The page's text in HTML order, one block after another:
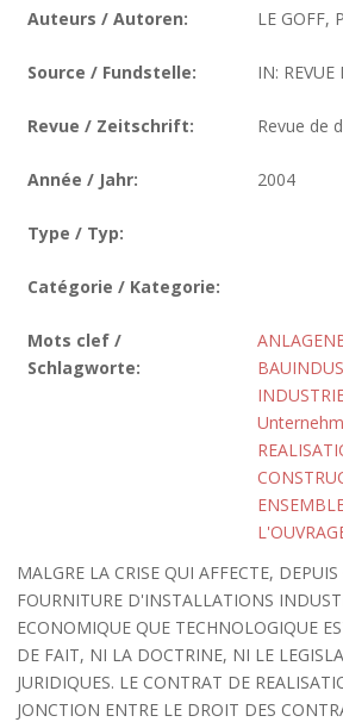
Auteurs / Autoren: LE GOFF,
Source / Fundstelle: IN:
Revue / Zeitschrift: Revue de
Année / Jahr: 2004
Type / Typ:
Catégorie / Kategorie:
Mots clef /
Schlagworte:
MALGRE LA CRISE QUI AFFECTE,
FOURNITURE D'INSTALLATIONS
ECONOMIQUE QUE TECHNOLOGIQUE
DE FAIT, NI LA DOCTRINE, NI LE
JURIDIQUES. LE CONTRAT DE
JONCTION ENTRE LE DROIT DES